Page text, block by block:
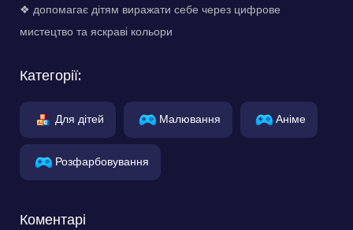
❖ допомагає дітям виражати себе через цифрове
мистецтво та яскраві кольори
Категорії:
Для дітей Малювання Аніме
Розфарбовування
Коментарі